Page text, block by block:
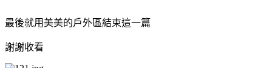
最後就用美美的戶外區結束這一篇
謝謝收看